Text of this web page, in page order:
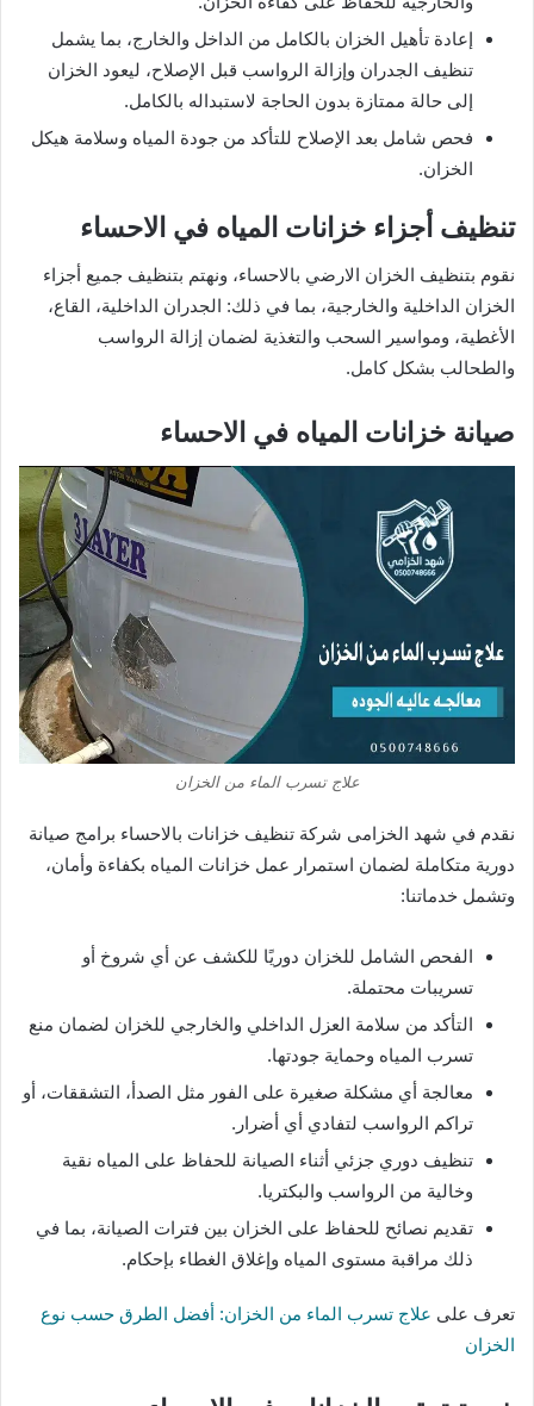
إعادة تأهيل الخزان بالكامل من الداخل والخارج، بما يشمل
تنظيف الجدران وإزالة الرواسب قبل الإصلاح، ليعود الخزان
إلى حالة ممتازة بدون الحاجة لاستبداله بالكامل.
فحص شامل بعد الإصلاح للتأكد من جودة المياه وسلامة هيكل
الخزان.
تنظيف أجزاء خزانات المياه في الاحساء
نقوم بتنظيف الخزان الارضي بالاحساء، ونهتم بتنظيف جميع أجزاء
الخزان الداخلية والخارجية، بما في ذلك: الجدران الداخلية، القاع،
الأغطية، ومواسير السحب والتغذية لضمان إزالة الرواسب
والطحالب بشكل كامل.
صيانة خزانات المياه في الاحساء
علاج تسرب الماء من الخزان
نقدم في شهد الخزامى شركة تنظيف خزانات بالاحساء برامج صيانة
دورية متكاملة لضمان استمرار عمل خزانات المياه بكفاءة وأمان،
وتشمل خدماتنا:
الفحص الشامل للخزان دوريًا للكشف عن أي شروخ أو
تسريبات محتملة.
التأكد من سلامة العزل الداخلي والخارجي للخزان لضمان منع
تسرب المياه وحماية جودتها.
معالجة أي مشكلة صغيرة على الفور مثل الصدأ، التشققات، أو
تراكم الرواسب لتفادي أي أضرار.
تنظيف دوري جزئي أثناء الصيانة للحفاظ على المياه نقية
وخالية من الرواسب والبكتريا.
تقديم نصائح للحفاظ على الخزان بين فترات الصيانة، بما في
ذلك مراقبة مستوى المياه وإغلاق الغطاء بإحكام.
تعرف على علاج تسرب الماء من الخزان: أفضل الطرق حسب نوع
الخزان